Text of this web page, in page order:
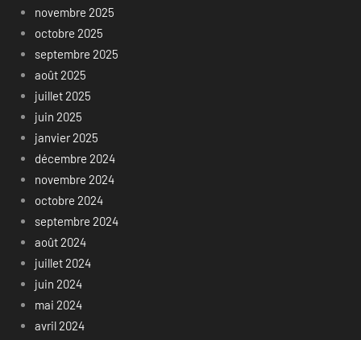
novembre 2025
octobre 2025
septembre 2025
août 2025
juillet 2025
juin 2025
janvier 2025
décembre 2024
novembre 2024
octobre 2024
septembre 2024
août 2024
juillet 2024
juin 2024
mai 2024
avril 2024